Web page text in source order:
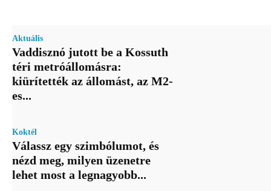
Aktuális
Vaddisznó jutott be a Kossuth
téri metróállomásra:
kiürítették az állomást, az M2-
es...
Koktél
Válassz egy szimbólumot, és
nézd meg, milyen üzenetre
lehet most a legnagyobb...